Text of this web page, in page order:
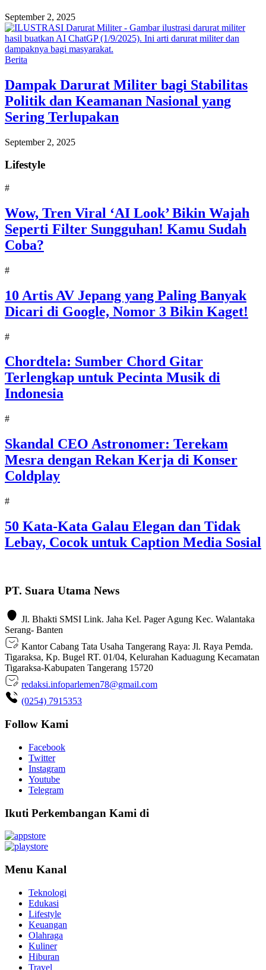
September 2, 2025
Berita
Dampak Darurat Militer bagi Stabilitas
Politik dan Keamanan Nasional yang
Sering Terlupakan
September 2, 2025
Lifestyle
#
Wow, Tren Viral ‘AI Look’ Bikin Wajah
Seperti Filter Sungguhan! Kamu Sudah
Coba?
#
10 Artis AV Jepang yang Paling Banyak
Dicari di Google, Nomor 3 Bikin Kaget!
#
Chordtela: Sumber Chord Gitar
Terlengkap untuk Pecinta Musik di
Indonesia
#
Skandal CEO Astronomer: Terekam
Mesra dengan Rekan Kerja di Konser
Coldplay
#
50 Kata-Kata Galau Elegan dan Tidak
Lebay, Cocok untuk Caption Media Sosial
PT. Suara Utama News
Jl. Bhakti SMSI Link. Jaha Kel. Pager Agung Kec. Walantaka
Serang- Banten
Kantor Cabang Tata Usaha Tangerang Raya: Jl. Raya Pemda.
Tigaraksa, Kp. Bugel RT. 01/04, Kelurahan Kaduagung Kecamatan
Tigaraksa-Kabupaten Tangerang 15720
redaksi.infoparlemen78@gmail.com
(0254) 7915353
Follow Kami
Facebook
Twitter
Instagram
Youtube
Telegram
Ikuti Perkembangan Kami di
Menu Kanal
Teknologi
Edukasi
Lifestyle
Keuangan
Olahraga
Kuliner
Hiburan
Travel